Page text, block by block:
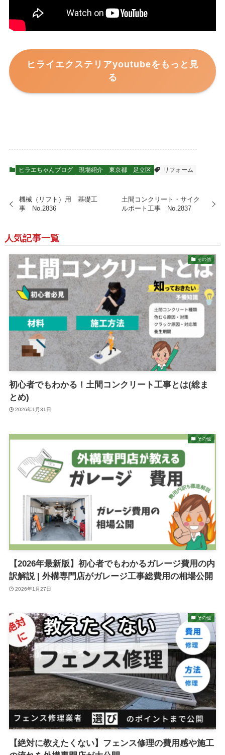
ヒライエクステリアyoutubeをもっと見
る
ヒラエちゃんブログ 現場紹介 東京都 足立区 リフォーム
機械（リフト）用 基礎工
事 No.2836
土間コンクリート・サイク
ルポート工事 No.2837
人気記事一覧
その他
初心者でもわかる！土間コンクリート工事とは(総ま
とめ)
2026年1月31日
その他
【2026年最新版】初心者でもわかるガレージ費用の内
訳解説 | 外構専門店がガレージ工事総費用の相場公開
2026年1月27日
その他
【絶対に教えたくない】フェンス修理の費用感や施工